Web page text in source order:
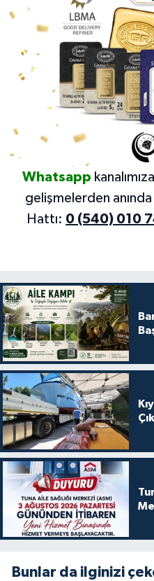
Whatsapp
gelişmelerden
Hattı: 0 (540) 010
Bunlar da ilginizi